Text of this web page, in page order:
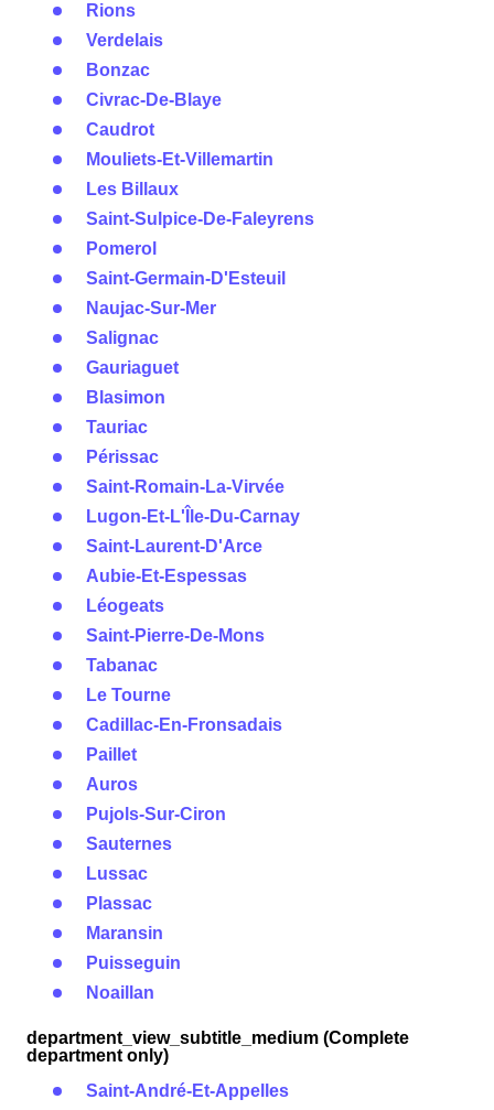
Rions
Verdelais
Bonzac
Civrac-De-Blaye
Caudrot
Mouliets-Et-Villemartin
Les Billaux
Saint-Sulpice-De-Faleyrens
Pomerol
Saint-Germain-D'Esteuil
Naujac-Sur-Mer
Salignac
Gauriaguet
Blasimon
Tauriac
Périssac
Saint-Romain-La-Virvée
Lugon-Et-L'Île-Du-Carnay
Saint-Laurent-D'Arce
Aubie-Et-Espessas
Léogeats
Saint-Pierre-De-Mons
Tabanac
Le Tourne
Cadillac-En-Fronsadais
Paillet
Auros
Pujols-Sur-Ciron
Sauternes
Lussac
Plassac
Maransin
Puisseguin
Noaillan
department_view_subtitle_medium (Complete
department only)
Saint-André-Et-Appelles